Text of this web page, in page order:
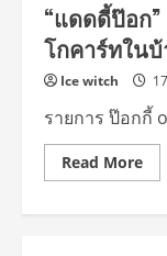
“แดดดี้ป๊อก
โกคาร์ทใน
Ice witch
รายการ ป๊อกกี้
Read More